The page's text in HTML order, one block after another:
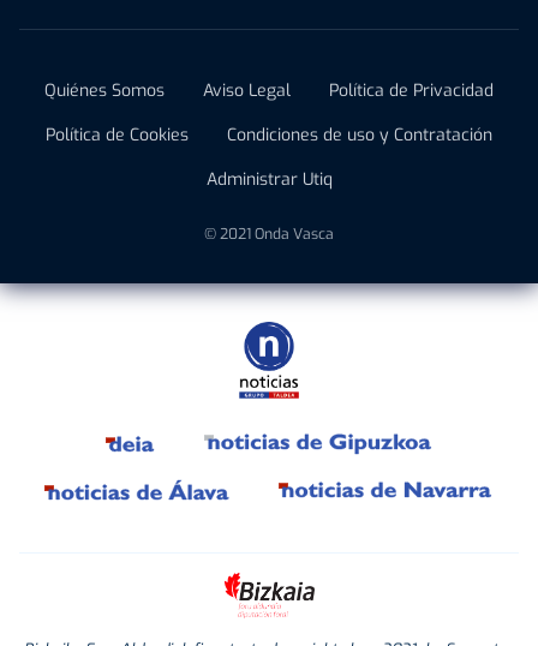
Quiénes Somos Aviso Legal
Política de Privacidad
Política de Cookies
Condiciones de uso y Contratación
Administrar Utiq
© 2021 Onda Vasca